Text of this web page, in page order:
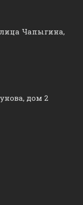
Чапыгина,
дом 2